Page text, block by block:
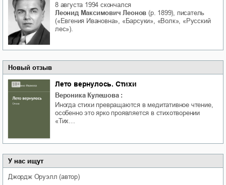
8 августа 1994 скончался
Леонид Максимович Леонов (р. 1899), писатель
(«Евгения Ивановна», «Барсуки», «Волк», «Русский
лес»).
Новый отзыв
Лето вернулось. Стихи
Вероника Кулешова :
Иногда стихи превращаются в медитативное чтение,
особенно это ярко проявляется в стихотворении
«Тих…
У нас ищут
Джордж Оруэлл (автор)